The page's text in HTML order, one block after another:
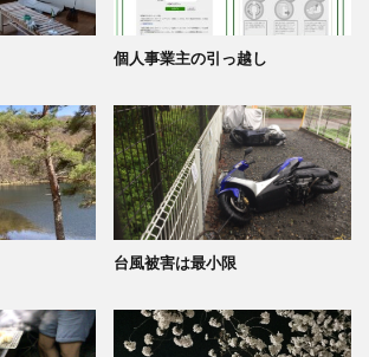
個人事業主の引っ越し
台風被害は最小限